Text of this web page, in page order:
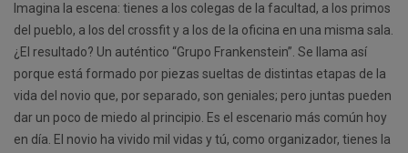
Imagina la escena: tienes a los colegas de la facultad, a los primos
del pueblo, a los del crossfit y a los de la oficina en una misma sala.
¿El resultado? Un auténtico “Grupo Frankenstein”. Se llama así
porque está formado por piezas sueltas de distintas etapas de la
vida del novio que, por separado, son geniales; pero juntas pueden
dar un poco de miedo al principio. Es el escenario más común hoy
en día. El novio ha vivido mil vidas y tú, como organizador, tienes la